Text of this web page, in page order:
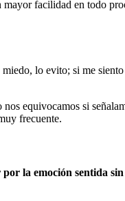
facilidad en todo
lo evito; si me
equivocamos si
frecuente.
la emoción sentida